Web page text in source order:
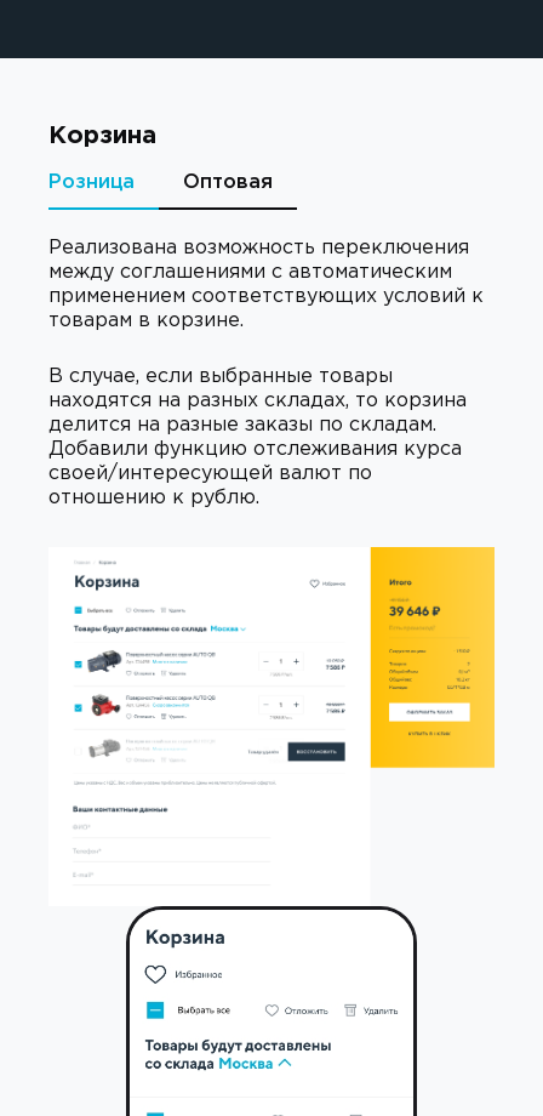
Корзина
Розница Оптовая
Реализована возможность переключения
между соглашениями с автоматическим
применением соответствующих условий к
товарам в корзине.
В случае, если выбранные товары
находятся на разных складах, то корзина
делится на разные заказы по складам.
Добавили функцию отслеживания курса
своей/интересующей валют по
отношению к рублю.